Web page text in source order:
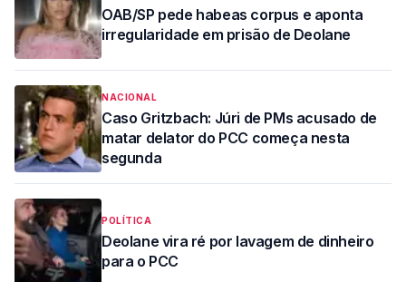
OAB/SP pede habeas corpus e aponta
irregularidade em prisão de Deolane
NACIONAL
Caso Gritzbach: Júri de PMs acusado de
matar delator do PCC começa nesta
segunda
POLÍTICA
Deolane vira ré por lavagem de dinheiro
para o PCC